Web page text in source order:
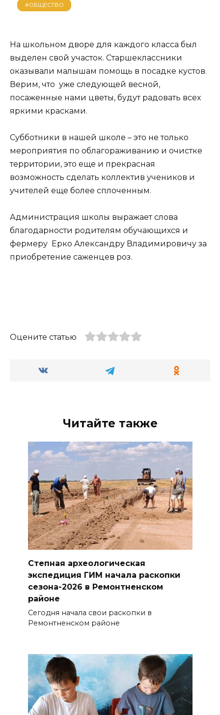
#ОБЩЕСТВО
На школьном дворе для каждого класса был
выделен свой участок. Старшеклассники
оказывали малышам помощь в посадке кустов.
Верим, что уже следующей весной,
посаженные нами цветы, будут радовать всех
яркими красками.
Субботники в нашей школе – это не только
мероприятия по облагораживанию и очистке
территории, это еще и прекрасная
возможность сделать коллектив учеников и
учителей еще более сплоченным.
Администрация школы выражает слова
благодарности родителям обучающихся и
фермеру Ерко Александру Владимировичу за
приобретение саженцев роз.
Оцените статью
Читайте также
Степная археологическая
экспедиция ГИМ начала раскопки
сезона-2026 в Ремонтненском
районе
Сегодня начала свои раскопки в
Ремонтненском районе